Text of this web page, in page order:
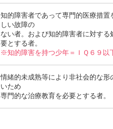
知的障害者であって専門的医療措置
しい故障の
ない者。および知的障害者に対す
要とする者。
※知的障害を持つ少年＝ＩＱ６９以
情緒的未成熟等により非社会的な形
いため
専門的な治療教育を必要とする者。